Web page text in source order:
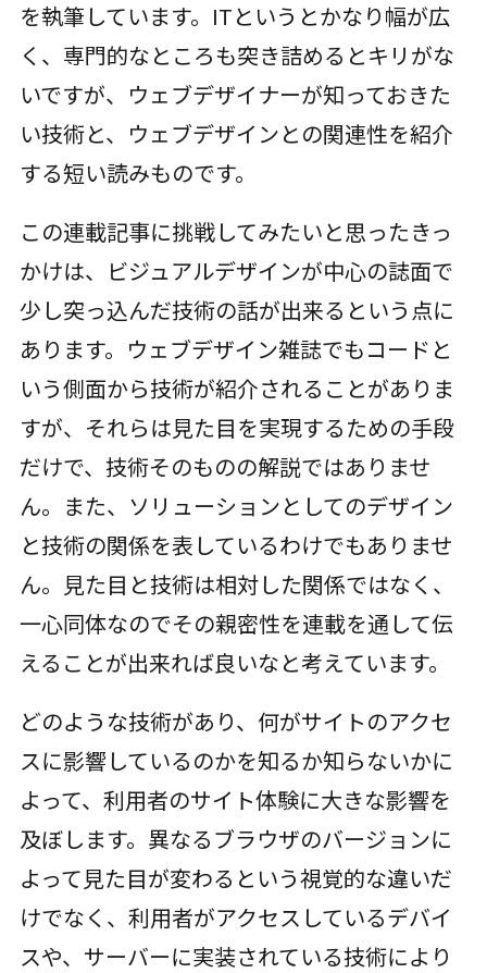
を執筆しています。ITというとかなり幅が広
く、専門的なところも突き詰めるとキリがな
いですが、ウェブデザイナーが知っておきた
い技術と、ウェブデザインとの関連性を紹介
する短い読みものです。
この連載記事に挑戦してみたいと思ったきっ
かけは、ビジュアルデザインが中心の誌面で
少し突っ込んだ技術の話が出来るという点に
あります。ウェブデザイン雑誌でもコードと
いう側面から技術が紹介されることがありま
すが、それらは見た目を実現するための手段
だけで、技術そのものの解説ではありませ
ん。また、ソリューションとしてのデザイン
と技術の関係を表しているわけでもありませ
ん。見た目と技術は相対した関係ではなく、
一心同体なのでその親密性を連載を通して伝
えることが出来れば良いなと考えています。
どのような技術があり、何がサイトのアクセ
スに影響しているのかを知るか知らないかに
よって、利用者のサイト体験に大きな影響を
及ぼします。異なるブラウザのバージョンに
よって見た目が変わるという視覚的な違いだ
けでなく、利用者がアクセスしているデバイ
スや、サーバーに実装されている技術により